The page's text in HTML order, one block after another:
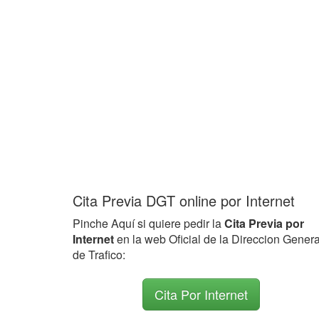
Cita Previa DGT online por Internet
Pinche Aquí si quiere pedir laCita Previa por
Interneten la web Oficial de la Direccion
de Trafico:
Cita Por Internet